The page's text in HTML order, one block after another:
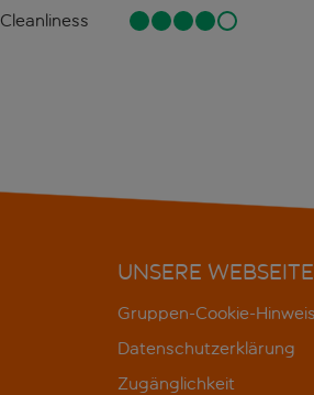
Cleanliness
UNSERE WEBSEITE
Gruppen-Cookie-
Datenschutzerklärung
Zugänglichkeit